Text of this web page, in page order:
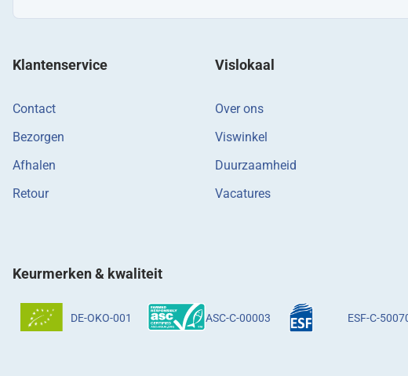
Klantenservice
Contact
Bezorgen
Afhalen
Retour
Vislokaal
Over ons
Viswinkel
Duurzaamheid
Vacatures
Keurmerken & kwaliteit
DE-OKO-001 ASC-C-00003 ESF-C-